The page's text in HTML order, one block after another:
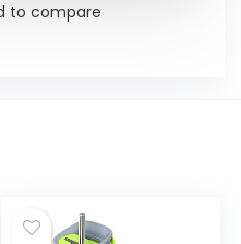
to compare